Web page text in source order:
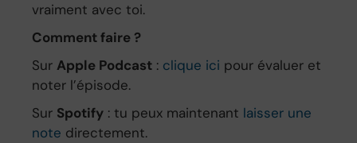
vraiment avec toi.
Comment faire ?
SurApple Podcast : clique ici pour évaluer et
noter l’épisode.
Sur Spotify : tu peux maintenant laisser une
note directement.